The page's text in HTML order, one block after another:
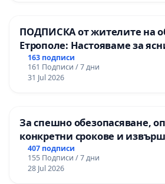
ПОДПИСКА от жителите на
Етрополе: Настояваме за
“Елаците-МЕД” АД и от
изпълнят всички
163 подписи
161 Подписи / 7 дни
31 Jul 2026
За спешно обезопасяване,
конкретни срокове и
цялостна рехабилитация на
републиканския път между
„Тракия“ - гр. Ихтиман - с.
407 подписи
155 Подписи / 7 дни
28 Jul 2026